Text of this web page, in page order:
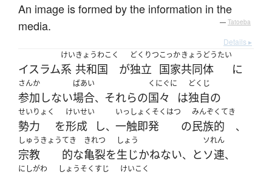
An image is formed by the information in the
media.
— Tatoeba
Details ▸
イスラム
けい
系
きょうわこく
共和国 が
どくりつ
独立
こっか
国家
きょうどうたい
共同体 に
さんか
参加 しない
ばあい
場合、 それらの
くにぐに
国々 は
どくじ
独自の
せいりょく
勢力 を
けいせい
形成 し、
いっしょくそくはつ
一触即発 の
みんぞくてき
民族的 、
しゅうきょう
宗教
てき
的な
きれつ
亀裂を
しょう
生じかねない、 と
ソれん
ソ連、
にしがわ しょうそくすじ けいこく